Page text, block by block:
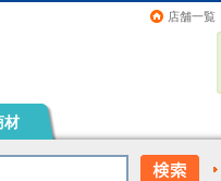
店舗一覧
材